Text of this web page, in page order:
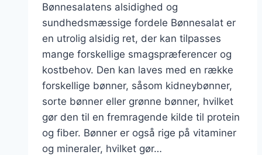
Bønnesalatens alsidighed og
sundhedsmæssige fordele Bønnesalat er
en utrolig alsidig ret, der kan tilpasses
mange forskellige smagspræferencer og
kostbehov. Den kan laves med en række
forskellige bønner, såsom kidneybønner,
sorte bønner eller grønne bønner, hvilket
gør den til en fremragende kilde til protein
og fiber. Bønner er også rige på vitaminer
og mineraler, hvilket gør…